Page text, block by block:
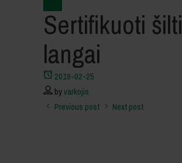
Sertifikuoti šilti
langai
2019-02-25
byvarkojis
Previous post
Next post